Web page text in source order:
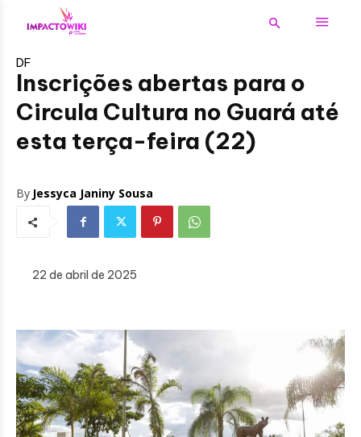
DF
Inscrições abertas para o
Circula Cultura no Guará até
esta terça-feira (22)
By Jessyca Janiny Sousa
22 de abril de 2025